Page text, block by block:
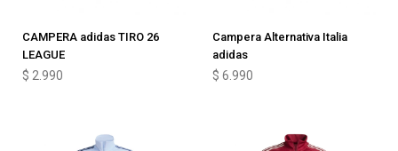
CAMPERA adidas TIRO 26
LEAGUE
$ 2.990
Campera Alternativa Italia
adidas
$ 6.990